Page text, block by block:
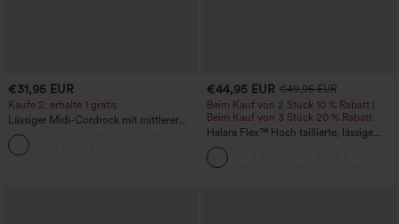
€31,95 EUR
Kaufe 2, erhalte 1 gratis
Lässiger Midi-Cordrock mit mittlerer
Bundhöhe und vorderseitiger
Klapptasche
€44,95 EUR €49,95 EUR
Beim Kauf von 2 Stück 10 % Rabatt |
Beim Kauf von 3 Stück 20 % Rabatt
Halara Flex™ Hoch taillierte, lässige
Jeans mit Taschen, umgekrempeltem
Saum, weitem Bein und verwaschenem
Finish